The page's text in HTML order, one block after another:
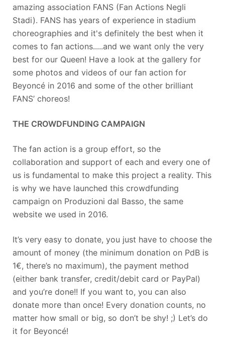
amazing association FANS (Fan Actions Negli
Stadi). FANS has years of experience in stadium
choreographies and it's definitely the best when it
comes to fan actions.....and we want only the very
best for our Queen! Have a look at the gallery for
some photos and videos of our fan action for
Beyoncé in 2016 and some of the other brilliant
FANS’ choreos!
THE CROWDFUNDING CAMPAIGN
The fan action is a group effort, so the
collaboration and support of each and every one of
us is fundamental to make this project a reality. This
is why we have launched this crowdfunding
campaign on Produzioni dal Basso, the same
website we used in 2016.
It’s very easy to donate, you just have to choose the
amount of money (the minimum donation on PdB is
1€, there’s no maximum), the payment method
(either bank transfer, credit/debit card or PayPal)
and you’re done!! If you want to, you can also
donate more than once! Every donation counts, no
matter how small or big, so don’t be shy! ;) Let’s do
it for Beyoncé!